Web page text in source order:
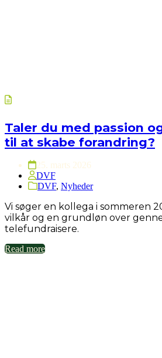
Taler du med passion
til at skabe forandring?
25. marts 2026
DVF
DVF, Nyheder
Vi søger en kollega i sommeren
vilkår og en grundløn over
telefundraisere.
Read more